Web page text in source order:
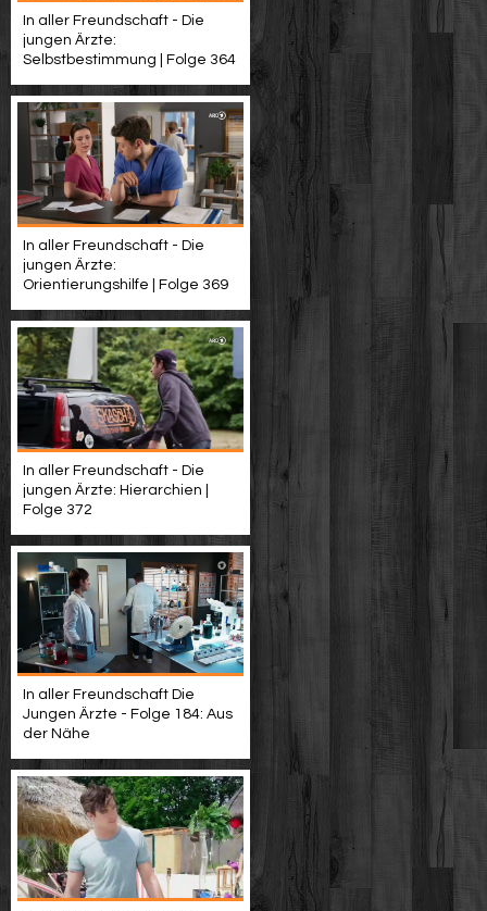
In aller Freundschaft - Die
jungen Ärzte:
Selbstbestimmung | Folge 364
In aller Freundschaft - Die
jungen Ärzte:
Orientierungshilfe | Folge 369
In aller Freundschaft - Die
jungen Ärzte: Hierarchien |
Folge 372
In aller Freundschaft Die
Jungen Ärzte - Folge 184: Aus
der Nähe